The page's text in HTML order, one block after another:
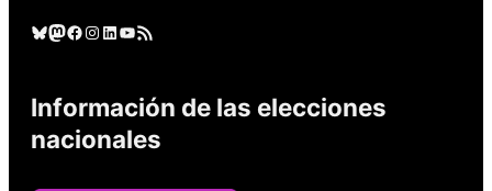
Cielo azul Mastodonte Facebook Instagram LinkedIn YouTube Feed RSS
Información de las elecciones
nacionales